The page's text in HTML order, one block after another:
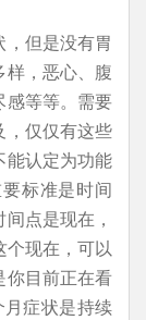
但是没有胃
样，恶心、腹
感等等。需要
，仅仅有这些
能认定为功能
标准是时间
点是现在，
个现在，可以
你目前正在看
症状是持续